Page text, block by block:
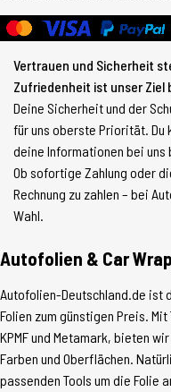
Vertrauen und Sicherheit
Zufriedenheit ist unser Ziel
Deine Sicherheit und der
für uns oberste Priorität. Du
deine Informationen bei
Ob sofortige Zahlung oder
Rechnung zu zahlen – bei
Wahl.
Autofolien & Car
Autofolien-Deutschland.de ist
Folien zum günstigen Preis.
KPMF und Metamark, bieten
Farben und Oberflächen.
passenden Tools um die Folie